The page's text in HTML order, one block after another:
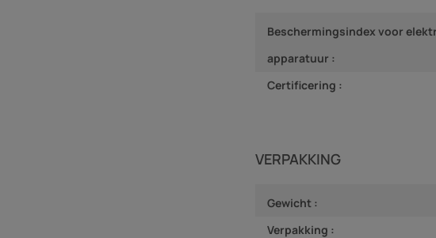
Beschermingsindex voor
apparatuur :
Certificering :
VERPAKKING
Gewicht :
Verpakking :